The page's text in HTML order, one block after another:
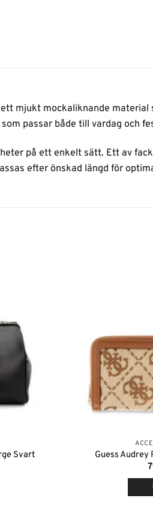
mjukt mockaliknande
passar både till vardag och
på ett enkelt sätt. Ett av
efter önskad längd för
Svart
Guess